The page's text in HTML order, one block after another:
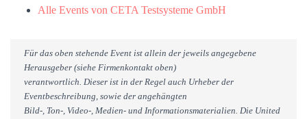
Alle Events von CETA Testsysteme GmbH
Für das oben stehende Event ist allein der jeweils angegebene
Herausgeber (siehe Firmenkontakt oben)
verantwortlich. Dieser ist in der Regel auch Urheber der
Eventbeschreibung, sowie der angehängten
Bild-, Ton-, Video-, Medien- und Informationsmaterialien. Die United